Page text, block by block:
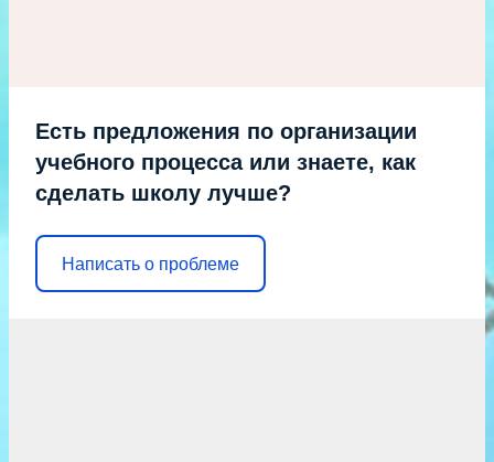
Есть предложения по организации
учебного процесса или знаете, как
сделать школу лучше?
Написать о проблеме